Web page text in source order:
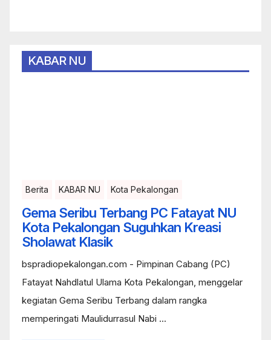
KABAR NU
Berita KABAR NU Kota Pekalongan
Gema Seribu Terbang PC Fatayat NU
Kota Pekalongan Suguhkan Kreasi
Sholawat Klasik
bspradiopekalongan.com - Pimpinan Cabang (PC)
Fatayat Nahdlatul Ulama Kota Pekalongan, menggelar
kegiatan Gema Seribu Terbang dalam rangka
memperingati Maulidurrasul Nabi ...